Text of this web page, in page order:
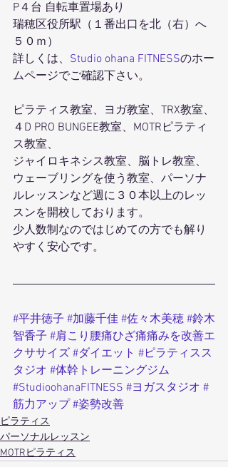
P４台 自転車置場あり
瑞穂区役所駅（１番出口を北（右）へ
５０ｍ）
詳しくは、 Studio ohana FITNESSのホー
ムページでご確認下さい。
ピラティス教室、ヨガ教室、TRX教室、
４D PRO BUNGEE教室、MOTRピラティ
ス教室、
ジャイロキネシス教室、脳トレ教室、
ウェーブリングを使う教室、パーソナ
ルレッスンなど週に３０本以上のレッ
スンを開校しております。
少人数制なのではじめての方でも解り
やすく安心です。
#平井徳子 #加藤千佳 #佐々木美穂 #鈴木
智香子 #肩こり腰痛ひざ痛痛みを改善エ
クササイズ #ダイエット #ピラティスス
タジオ #体幹トレーニングジム
#StudioohanaFITNESS #ヨガスタジオ #
筋力アップ #姿勢改善
ピラティス
パーソナルレッスン
MOTRピラティス